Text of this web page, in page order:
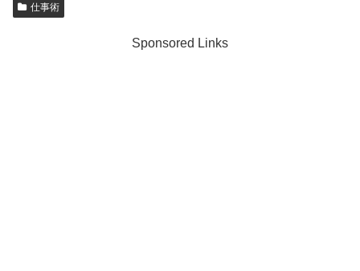
仕事術
Sponsored Links